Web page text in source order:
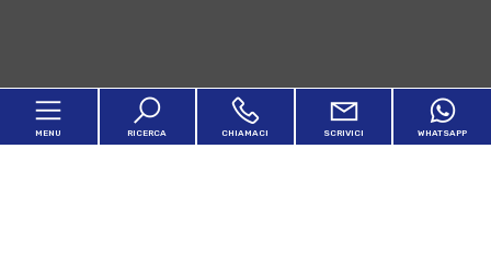
MENU RICERCA CHIAMACI SCRIVICI WHATSAPP